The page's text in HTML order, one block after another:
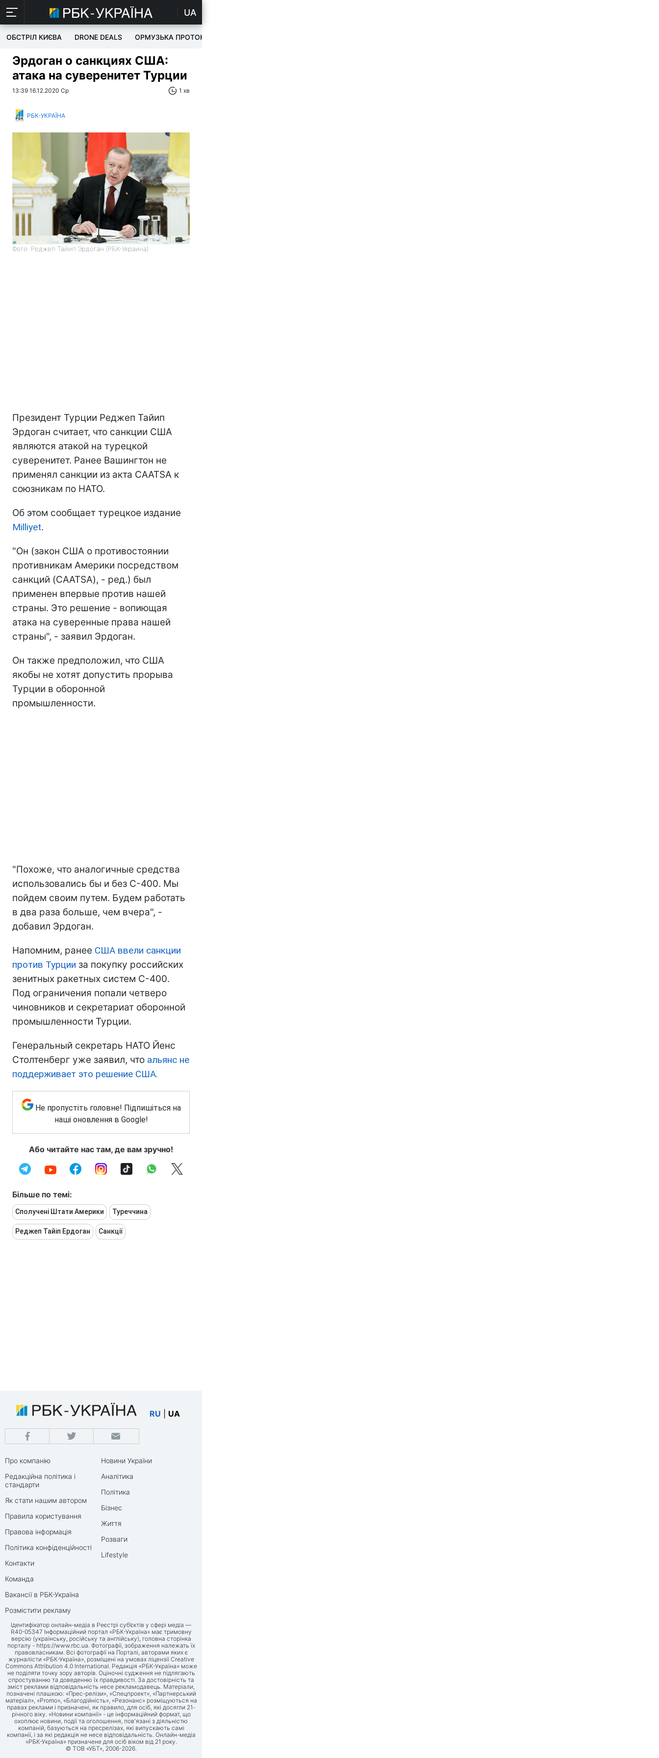
UA
ОБСТРІЛ КИЄВА DRONE DEALS ОРМУЗЬКА ПРОТОКА
Эрдоган о санкциях США:
атака на суверенитет Турции
13:39 16.12.2020 Ср 1 хв
РБК-УКРАЇНА
Фото: Реджеп Тайип Эрдоган (РБК-Украина)
Президент Турции Реджеп Тайип
Эрдоган считает, что санкции США
являются атакой на турецкой
суверенитет. Ранее Вашингтон не
применял санкции из акта CAATSA к
союзникам по НАТО.
Об этом сообщает турецкое издание
Milliyet.
"Он (закон США о противостоянии
противникам Америки посредством
санкций (CAATSA), - ред.) был
применен впервые против нашей
страны. Это решение - вопиющая
атака на суверенные права нашей
страны", - заявил Эрдоган.
Он также предположил, что США
якобы не хотят допустить прорыва
Турции в оборонной
промышленности.
"Похоже, что аналогичные средства
использовались бы и без С-400. Мы
пойдем своим путем. Будем работать
в два раза больше, чем вчера", -
добавил Эрдоган.
Напомним, ранее США ввели санкции
против Турции за покупку российских
зенитных ракетных систем С-400.
Под ограничения попали четверо
чиновников и секретариат оборонной
промышленности Турции.
Генеральный секретарь НАТО Йенс
Столтенберг уже заявил, что альянс не
поддерживает это решение США.
Не пропустіть головне! Підпишіться на
наші оновлення в Google!
Або читайте нас там, де вам зручно!
Більше по темі:
Сполучені Штати Америки Туреччина
Реджеп Тайіп Ердоган Санкції
RU UA
Про компанію
Редакційна політика і
стандарти
Як стати нашим автором
Правила користування
Правова інформація
Політика конфіденційності
Контакти
Команда
Вакансії в РБК-Україна
Розмістити рекламу
Новини України
Аналітика
Політика
Бізнес
Життя
Розваги
Lifestyle
Ідентифікатор онлайн-медіа в Реєстрі суб’єктів у сфері медіа —
R40-05347 Інформаційний портал «РБК-Україна» має тримовну
версію (українську, російську та англійську), головна сторінка
порталу - https://www.rbc.ua. Фотографії, зображення належать їх
правовласникам. Всі фотографії на Порталі, авторами яких є
журналісти «РБК-Україна», розміщені на умовах ліцензії Creative
Commons Attribution 4.0 International. Редакція «РБК-Україна» може
не поділяти точку зору авторів. Оціночні судження не підлягають
спростуванню та доведенню їх правдивості. За достовірність та
зміст реклами відповідальність несе рекламодавець. Матеріали,
позначені плашкою: «Прес-релізи», «Спецпроект», «Партнерський
матеріал», «Promo», «Благодійність», «Резонанс» розміщуються на
правах реклами і призначені, як правило, для осіб, які досягли 21-
річного віку. «Новини компанії» - це інформаційний формат, що
охоплює новини, події та оголошення, пов'язані з діяльністю
компаній, базуються на пресрелізах, які випускають самі
компанії, і за які редакція не несе відповідальність. Онлайн-медіа
«РБК-Україна» призначене для осіб віком від 21 року.
© ТОВ «УБТ», 2006-2026.